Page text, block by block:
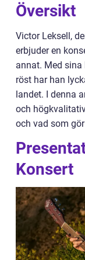
Översikt
Victor Leksell,
erbjuder en
annat. Med
röst har han
landet. I denna
och
och vad som
Konsert